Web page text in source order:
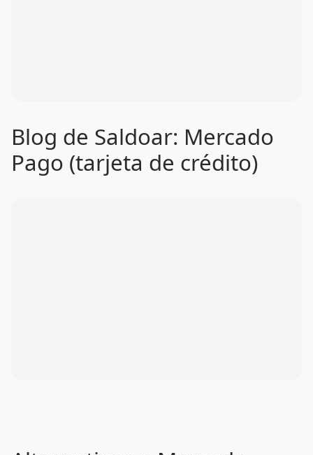
Blog de Saldoar: Mercado
Pago (tarjeta de crédito)